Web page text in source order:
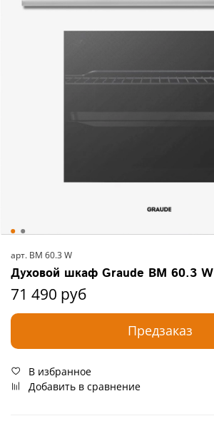
арт. BM 60.3 W
Духовой шкаф Graude BM 60.3 W
71 490 руб
Предзаказ
В избранное
Добавить в сравнение